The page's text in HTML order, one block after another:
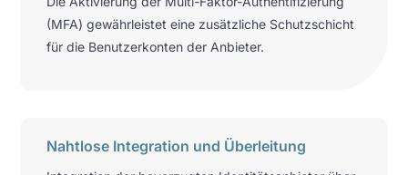
(MFA) gewährleistet eine zusätzliche Schutzschicht
für die Benutzerkonten der Anbieter.
Nahtlose Integration und Überleitung